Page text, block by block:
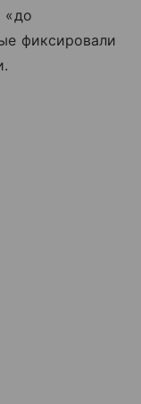
«до
фиксировали